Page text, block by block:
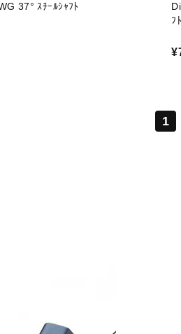
X-ACT TANK ﾚﾃﾞｨｽ WG 37° ｽﾁｰﾙｼｬﾌﾄ
ﾌﾄ
1